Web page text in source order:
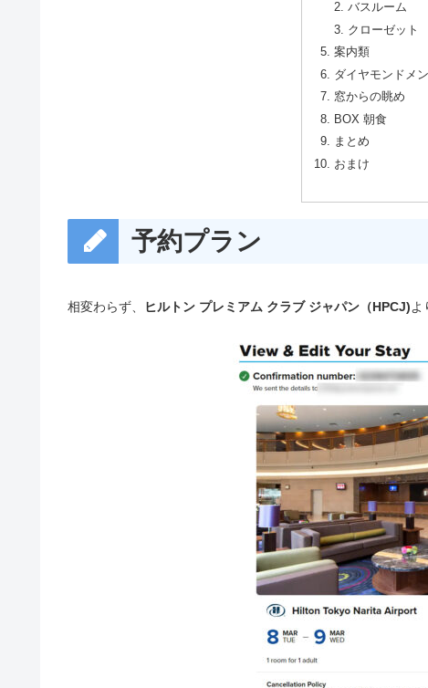
バスルーム
クローゼット
案内類
ダイヤモンドメ
窓からの眺め
BOX 朝食
まとめ
おまけ
予約プラン
相変わらず、 ヒルトン プレミアム クラブ ジャパン（HPCJ)よ